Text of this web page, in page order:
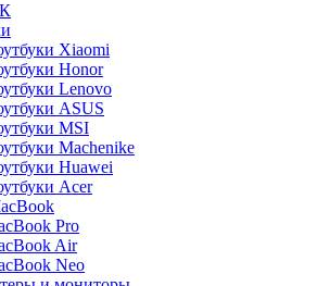
Xiaomi
Honor
Lenovo
ASUS
MSI
Machenike
Huawei
Acer
Pro
Air
Neo